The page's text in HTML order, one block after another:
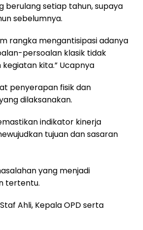
berulang setiap tahun, supaya
sebelumnya.
rangka mengantisipasi adanya
persoalan klasik tidak
kita.” Ucapnya
penyerapan fisik dan
dilaksanakan.
indikator kinerja
tujuan dan sasaran
yang menjadi
tertentu.
Ahli, Kepala OPD serta